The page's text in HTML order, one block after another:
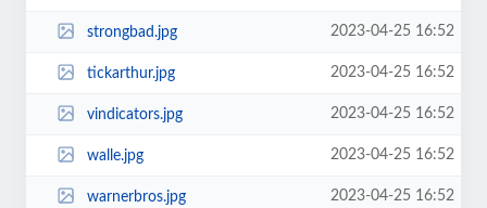
strongbad.jpg 2023-04-25 16:52
tickarthur.jpg 2023-04-25 16:52
vindicators.jpg 2023-04-25 16:52
walle.jpg 2023-04-25 16:52
warnerbros.jpg 2023-04-25 16:52